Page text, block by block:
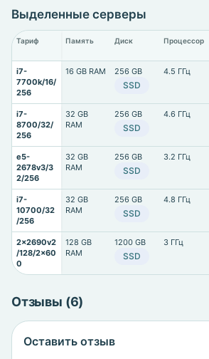
Выделенные серверы
Тариф Память Диск Процессор
i7-
7700k/16/
256
16 GB RAM 256 GB
SSD
4.5 ГГц
i7-
8700/32/
256
32 GB
RAM
256 GB
SSD
4.6 ГГц
e5-
2678v3/3
2/256
32 GB
RAM
256 GB
SSD
3.2 ГГц
i7-
10700/32
/256
32 GB
RAM
256 GB
SSD
4.8 ГГц
2x2690v2
/128/2x60
0
128 GB
RAM
1200 GB
SSD
3 ГГц
Отзывы (6)
Оставить отзыв